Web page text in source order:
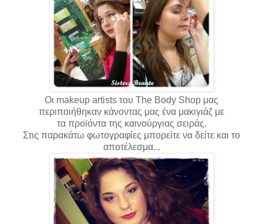
Οι makeup artists του The Body Shop μας
περιποιήθηκαν κάνοντας μας ένα μακιγιάζ με
τα προϊόντα της καινούργιας σειράς.
Στις παρακάτω φωτογραφίες μπορείτε να δείτε και το
αποτέλεσμα...